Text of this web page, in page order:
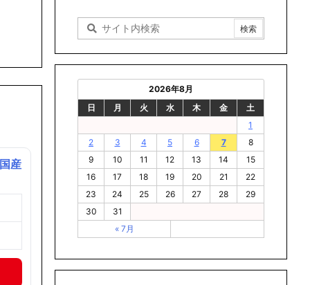
産
2026年8月
日
月 火 水 木 金
土
1
2
3 4 5 6 7
8
9
10 11 12 13 14
15
16
17 18 19 20 21
22
23
24 25 26 27 28
29
30
31
« 7月